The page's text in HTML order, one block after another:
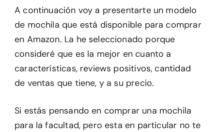
A continuación voy a presentarte un modelo
de mochila que está disponible para comprar
en Amazon. La he seleccionado porque
consideré que es la mejor en cuanto a
características, reviews positivos, cantidad
de ventas que tiene, y a su precio.
Si estás pensando en comprar una mochila
para la facultad, pero esta en particular no te